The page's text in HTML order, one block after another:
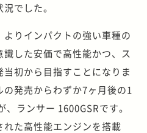
でした。
りインパクトの強い車種の
した安価で高性能かつ、ス
初から目指すことになりま
発売からわずか7ヶ月後の1
ランサー 1600GSRです。
た高性能エンジンを搭載